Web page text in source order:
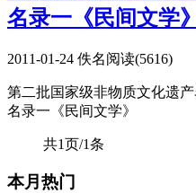
名录一《民间文学》
2011-01-24 佚名阅读(5616)
第二批国家级非物质文化遗
名录一《民间文学》
共1页/1条
本月热门